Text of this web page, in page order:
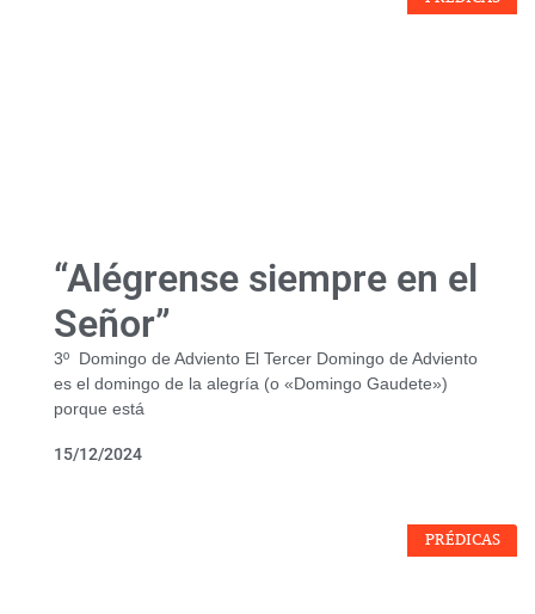
“Alégrense siempre en el
Señor”
3º Domingo de Adviento El Tercer Domingo de Adviento
es el domingo de la alegría (o «Domingo Gaudete»)
porque está
15/12/2024
PRÉDICAS